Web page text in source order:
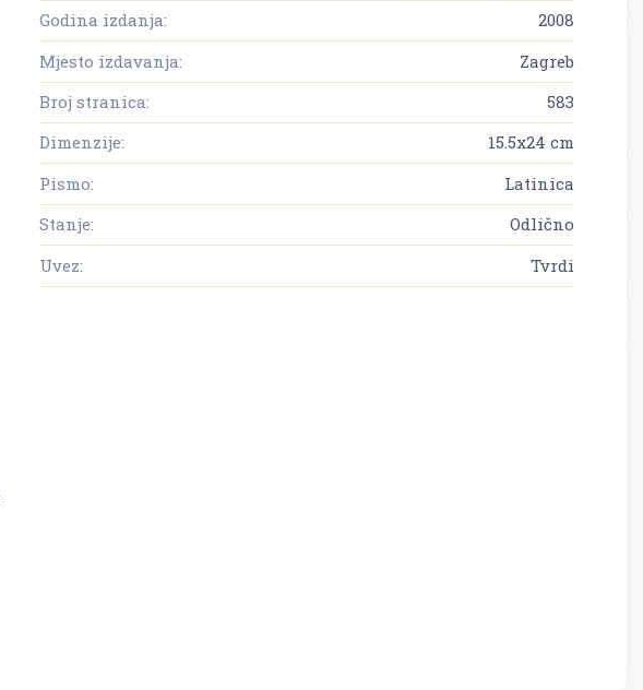
Godina izdanja:
2008
Mjesto izdavanja:
Zagreb
Broj stranica:
583
Dimenzije:
15.5x24 cm
Pismo:
Latinica
Stanje:
Odlično
Uvez:
Tvrdi